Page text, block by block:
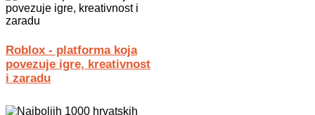
Roblox - platforma koja
povezuje igre, kreativnost
i zaradu